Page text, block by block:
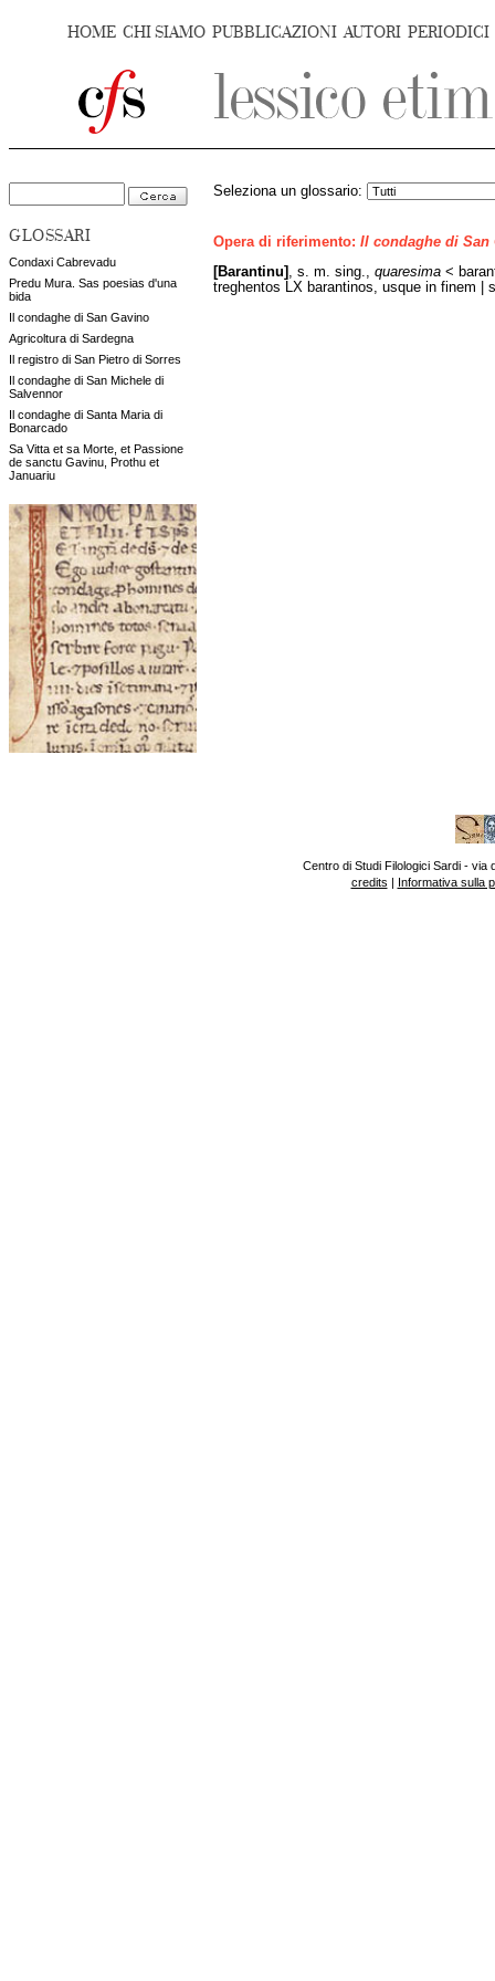
HOME CHI SIAMO PUBBLICAZIONI AUTORI PERIODICI
GLOSSARI
Condaxi Cabrevadu
Predu Mura. Sas poesias d'una
bida
Il condaghe di San Gavino
Agricoltura di Sardegna
Il registro di San Pietro di Sorres
Il condaghe di San Michele di
Salvennor
Il condaghe di Santa Maria di
Bonarcado
Sa Vitta et sa Morte, et Passione
de sanctu Gavinu, Prothu et
Januariu
Seleziona un glossario:
Opera di riferimento: Il condaghe di San
[Barantinu]
, s. m. sing., quaresima <
treghentos LX barantinos, usque in finem |
Centro di Studi Filologici Sardi - via
credits | Informativa sulla